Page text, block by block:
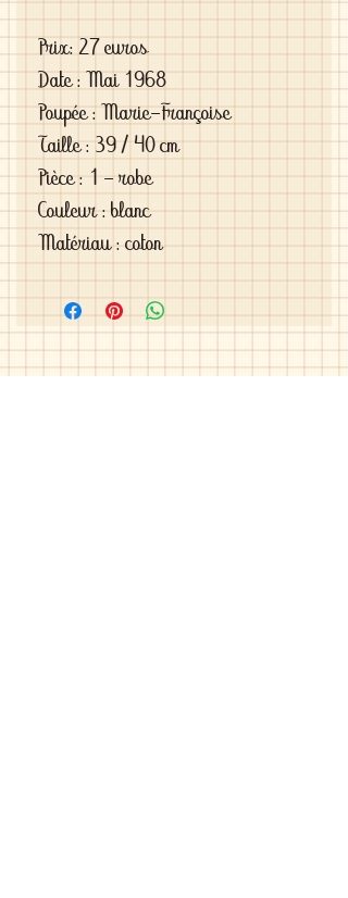
Prix: 27 euros
Date : Mai 1968
Poupée : Marie-Françoise
Taille : 39 / 40 cm
Pièce : 1 - robe
Couleur : blanc
Matériau : coton